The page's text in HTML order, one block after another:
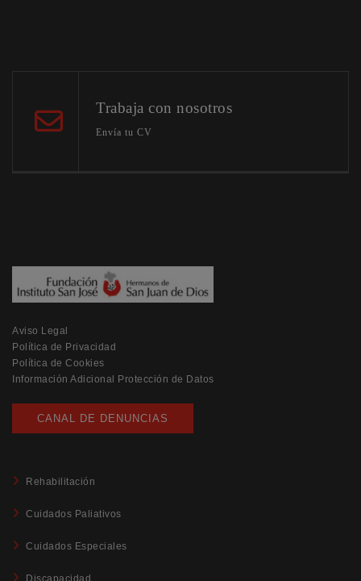
Trabaja con nosotros
Envía tu CV
Aviso Legal
Política de Privacidad
Política de Cookies
Información Adicional Protección de Datos
CANAL DE DENUNCIAS
Rehabilitación
Cuidados Paliativos
Cuidados Especiales
Discapacidad